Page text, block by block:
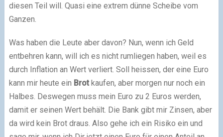
diesen Teil will. Quasi eine extrem dünne Scheibe vom
Ganzen.
Was haben die Leute aber davon? Nun, wenn ich Geld
entbehren kann, will ich es nicht rumliegen haben, weil es
durch Inflation an Wert verliert. Soll heissen, der eine Euro
kann mir heute ein Brotkaufen, aber morgen nur noch ein
Halbes. Deswegen muss mein Euro zu 2 Euros werden,
damit er seinen Wert behält. Die Bank gibt mir Zinsen, aber
da wird kein Brot draus. Also gehe ich ein Risiko ein und